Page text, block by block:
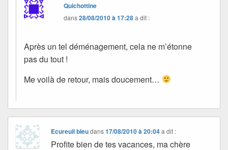
Quichottine
dans28/08/2010 à 17:28a dit :
Après un tel déménagement, cela ne m’étonne
pas du tout !
Me voilà de retour, mais doucement…
Ecureuil bleudans17/08/2010 à 20:04 a dit :
Profite bien de tes vacances, ma chère